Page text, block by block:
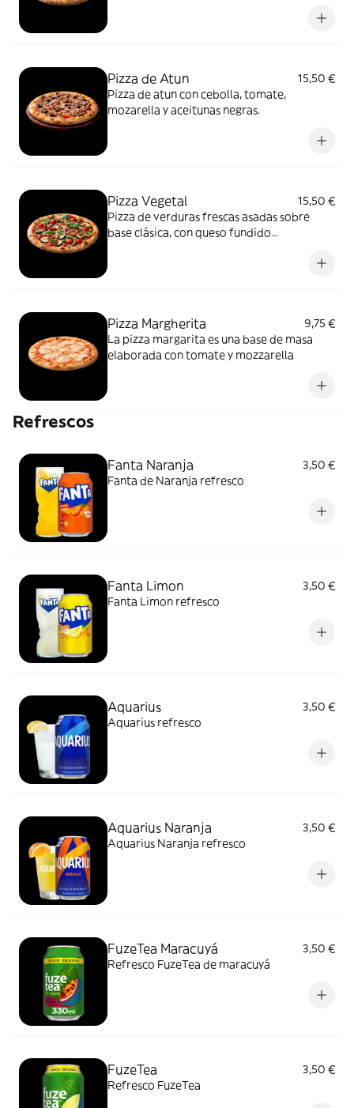
Pizza de Atun
15,50 €
Pizza de atun con cebolla, tomate,
mozarella y aceitunas negras.
Pizza Vegetal
15,50 €
Pizza de verduras frescas asadas sobre
base clásica, con queso fundido
Pizza Margherita
9,75 €
La pizza margarita es una base de masa
elaborada con tomate y mozzarella
Refrescos
Fanta Naranja
3,50 €
Fanta de Naranja refresco
Fanta Limon
3,50 €
Fanta Limon refresco
Aquarius
3,50 €
Aquarius refresco
Aquarius Naranja
3,50 €
Aquarius Naranja refresco
FuzeTea Maracuyá
3,50 €
Refresco FuzeTea de maracuyá
FuzeTea
3,50 €
Refresco FuzeTea